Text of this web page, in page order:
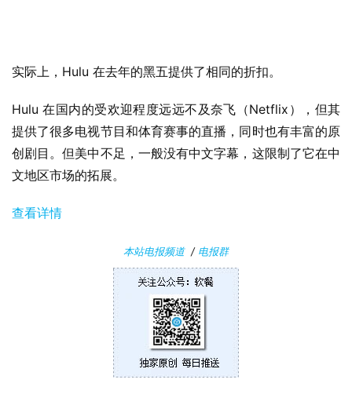
i
1
0
P
软
实际上，Hulu 在去年的黑五提供了相同的折扣。
Hulu 在国内的受欢迎程度远远不及奈飞（Netflix），但其
提供了很多电视节目和体育赛事的直播，同时也有丰富的原
创剧目。但美中不足，一般没有中文字幕，这限制了它在中
文地区市场的拓展。
查看详情
本站电报频道/ 电报群